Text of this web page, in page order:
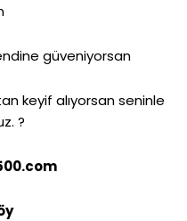
güveniyorsan
keyif alıyorsan seninle
?